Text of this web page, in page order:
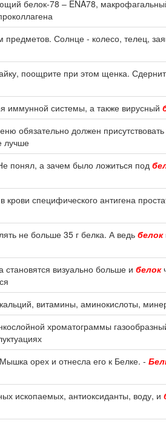
белок-78 – ENA78,
Солнце - колесо, телец,
поощрите при этом щенка.
иммунной системы, а также вирусный
обязательно должен присутствовать
лучше
понял, а зачем было ложиться под
специфического антигена
не больше 35 г белка. А ведь белок
становятся визуально больше и белок
витамины, аминокислоты,
хроматограммы
орех и отнесла его к Белке. -
ископаемых, антиоксиданты, воду, и